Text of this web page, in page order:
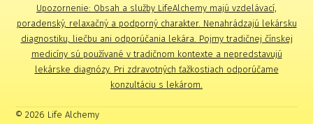
Upozornenie: Obsah a služby LifeAlchemy majú vzdelávací,
poradenský, relaxačný a podporný charakter. Nenahrádzajú lekársku
diagnostiku, liečbu ani odporúčania lekára. Pojmy tradičnej čínskej
medicíny sú používané v tradičnom kontexte a nepredstavujú
lekárske diagnózy. Pri zdravotných ťažkostiach odporúčame
konzultáciu s lekárom.
© 2026 Life Alchemy